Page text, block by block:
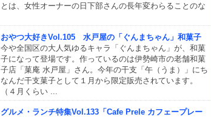
とは、女性オーナーの日下部さんの長年変わらることのな
おやつ大好きVol.105 水戸屋の「ぐんまちゃん」和菓子
今や全国区の大人気ゆるキャラ「ぐんまちゃん」が、和菓
子になって登場です。作っているのは伊勢崎市の老舗和菓
子店「菓庵 水戸屋」さん。今年の干支「午（うま）」にち
なんだ干支菓子として１月から限定販売されています。
（４月くらい ...
グルメ・ランチ特集Vol.133「Cafe Prele カフェープレー